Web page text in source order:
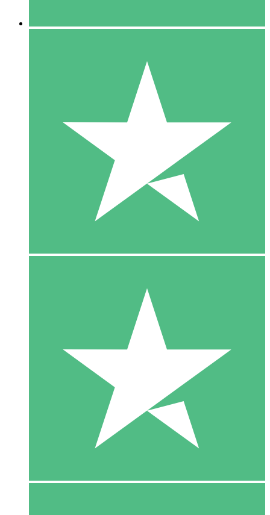
10 Downloads
20 00